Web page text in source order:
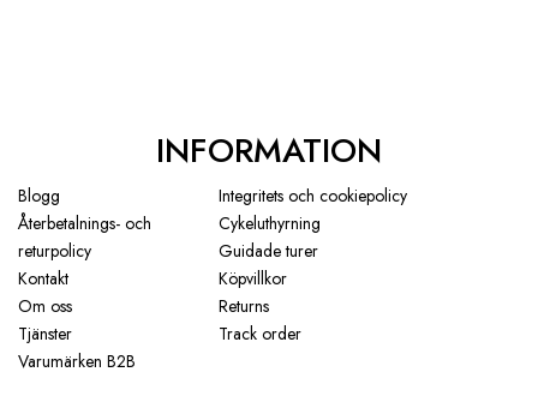
INFORMATION
Blogg
Integritets och cookiepolicy
Återbetalnings- och
returpolicy
Cykeluthyrning
Guidade turer
Kontakt
Köpvillkor
Om oss
Returns
Tjänster
Track order
Varumärken B2B